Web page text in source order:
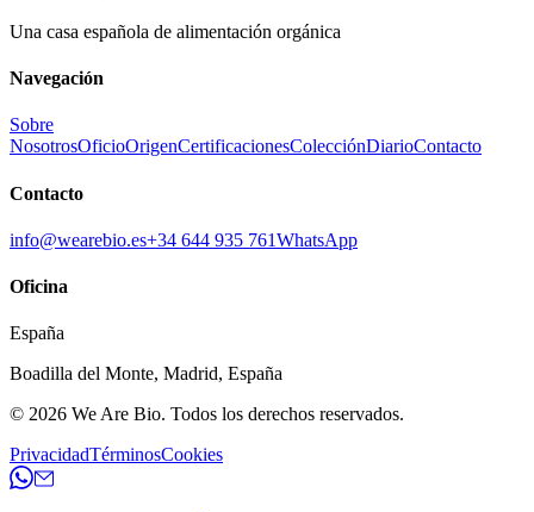
Una casa española de alimentación orgánica
Navegación
Sobre
NosotrosOficioOrigenCertificacionesColecciónDiarioContacto
Contacto
info@wearebio.es+34 644 935 761WhatsApp
Oficina
España
Boadilla del Monte, Madrid, España
© 2026 We Are Bio. Todos los derechos reservados.
PrivacidadTérminosCookies